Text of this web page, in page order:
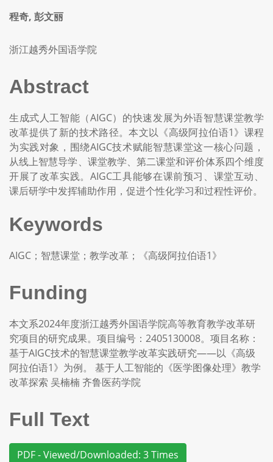
程奇, 彭文丽
浙江越秀外国语学院
Abstract
生成式人工智能（AIGC）的快速发展为外语智慧课堂教学
改革提供了新的技术路径。本文以《高级阿拉伯语1》课程
为实践对象，围绕AIGC技术赋能智慧课堂这一核心问题，
从线上智慧导学、课堂教学、第二课堂和评价体系四个维度
开展了改革实践。AIGC工具能够在课前预习、课堂互动、
课后研学中发挥辅助作用，促进个性化学习和过程性评价。
Keywords
AIGC；智慧课堂；教学改革；《高级阿拉伯语1》
Funding
本文系2024年度浙江越秀外国语学院高等教育教学改革研
究项目的研究成果。项目编号：2405130008。项目名称：
基于AIGC技术的智慧课堂教学改革实践研究——以《高级
阿拉伯语1》为例。 基于人工智能的《医学图像处理》教学
改革探索 吴楠楠 齐鲁医药学院
Full Text
PDF - Viewed/Downloaded: 3 Times